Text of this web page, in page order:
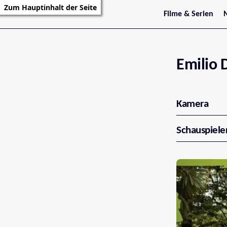
Zum Hauptinhalt der Seite
Filme & Serien
Trailer
Serienarchiv
Emilio
Kamera